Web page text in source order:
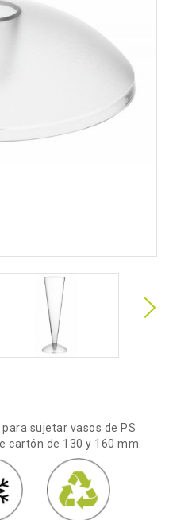
sujetar vasos de PS
cartón de 130 y 160 mm.